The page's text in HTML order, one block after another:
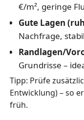
€/m², geringe
Gute Lagen
Nachfrage,
Randlagen/
Grundrisse –
Tipp: Prüfe
Entwicklung) – so
früh.